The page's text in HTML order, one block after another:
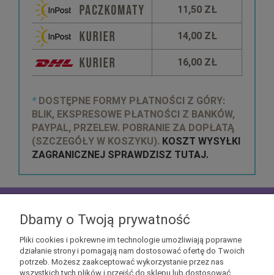
11,50 ZŁ
14,00 ZŁ
16,00 ZŁ
* DOSTĘPNE FORMY PŁATNOŚCI Z GÓRY:
BLIK, EKSPRESOWE PŁATNOŚCI Z BANKÓW,
PAYPAL, PRZELEW. POBRANIE ZA DOPŁATĄ
(SZCZEGÓŁY W KOSZYKU). KOSZT WYSYŁKI
ZAGRANICZNEJ SPRAWDZISZ TUTAJ.
otrzymać kupony rabatowe na geekowe itemy
Dbamy o Twoją prywatność
Pliki cookies i pokrewne im technologie umożliwiają poprawne
działanie strony i pomagają nam dostosować ofertę do Twoich
potrzeb. Możesz zaakceptować wykorzystanie przez nas
wszystkich tych plików i przejść do sklepu lub dostosować